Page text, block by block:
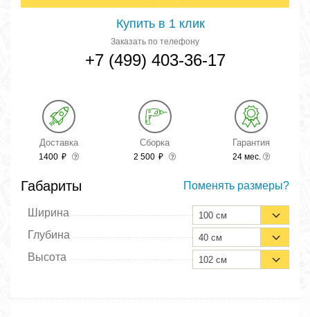
Купить в 1 клик
Заказать по телефону
+7 (499) 403-36-17
Доставка
1400 ₽
Сборка
2 500 ₽
Гарантия
24 мес.
Габариты Поменять размеры?
Ширина 100 см
Глубина 40 см
Высота 102 см